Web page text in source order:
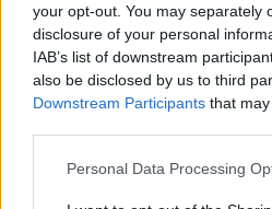
your opt-out. You may separately
disclosure of your personal
IAB’s list of downstream
also be disclosed by us to third
Downstream Participants that
Personal Data Processing
ΕΠΙΚΑΙΡΟΤΗΤΑ